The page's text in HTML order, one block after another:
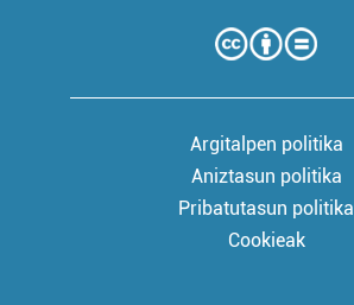
Argitalpen politika
Aniztasun politika
Pribatutasun politika
Cookieak